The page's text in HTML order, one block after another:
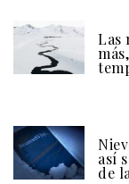
Las
así
de